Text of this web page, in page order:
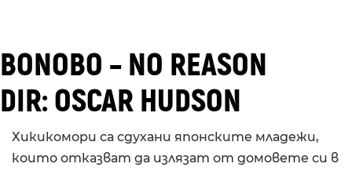
BONOBO – NO REASON
DIR: OSCAR HUDSON
Хикикомори са сдухани японските младежи,
които отказват да излязат от домовете си в